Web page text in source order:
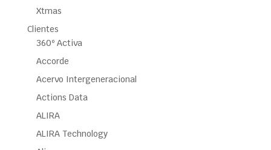
Xtmas
Clientes
360º Activa
Accorde
Acervo Intergeneracional
Actions Data
ALIRA
ALIRA Technology